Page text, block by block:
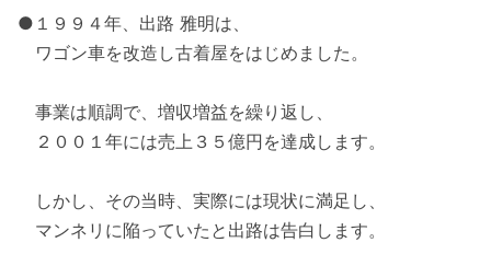
●１９９４年、出路 雅明は、
ワゴン車を改造し古着屋をはじめました。
事業は順調で、増収増益を繰り返し、
２００１年には売上３５億円を達成します。
しかし、その当時、実際には現状に満足し、
マンネリに陥っていたと出路は告白します。